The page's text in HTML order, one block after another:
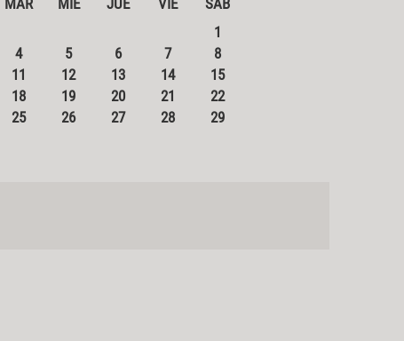
MAR MIÉ JUE VIE
SÁB
1
4 5 6 7
8
11 12 13 14
15
18 19 20 21
22
25 26 27 28
29